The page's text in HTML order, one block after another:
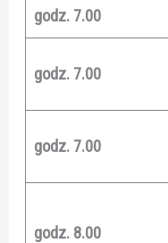
godz. 7.00
godz. 7.00
godz. 7.00
godz. 8.00